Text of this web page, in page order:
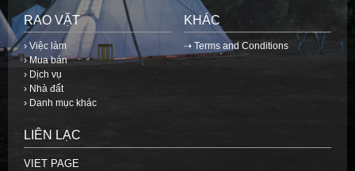
RAO VẶT
› Việc làm
› Mua bán
› Dịch vụ
› Nhà đất
› Danh mục khác
KHÁC
⇢ Terms and Conditions
LIÊN LẠC
VIET PAGE